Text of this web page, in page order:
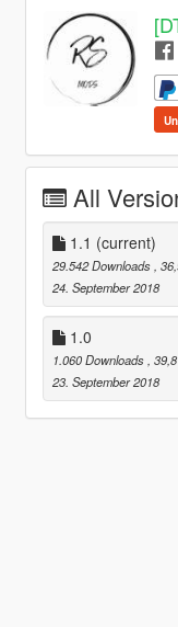
All
1.1 (current)
29.542 Downloads ,
24. September 2018
1.0
1.060 Downloads ,
23. September 2018